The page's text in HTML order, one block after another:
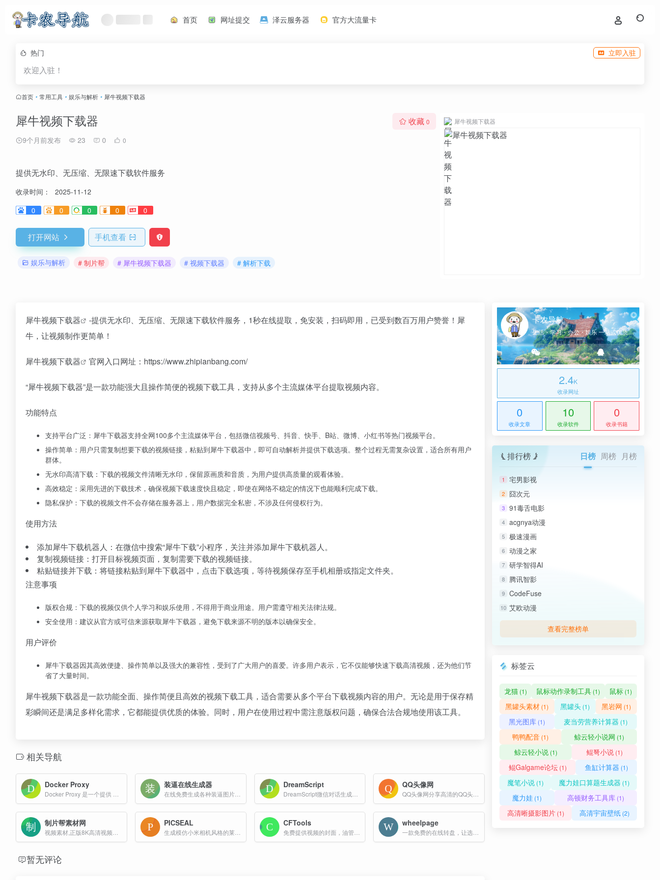
首页 网址提交 泽云服务器 官方大流量卡
热门 立即入驻
欢迎入驻！
首页 • 常用工具 • 娱乐与解析 • 犀牛视频下载器
犀牛视频下载器
9个月前发布 23 0 0
收藏 0
提供无水印、无压缩、无限速下载软件服务
收录时间：
2025-11-12
0
0 0 0 0
打开网站 手机查看
娱乐与解析 # 制片帮 # 犀牛视频下载器 # 视频下载器 # 解析下载
犀牛视频下载器
犀牛视频下载器
-提供无水印、无压缩、无限速下载软件服务，1秒在线提取，免安装，扫码即用，已受到数百万用户赞誉！犀
牛，让视频制作更简单！
犀牛视频下载器 官网入口网址：https://www.zhipianbang.com/
“犀牛视频下载器”是一款功能强大且操作简便的视频下载工具，支持从多个主流媒体平台提取视频内容。
功能特点
支持平台广泛：犀牛下载器支持全网100多个主流媒体平台，包括微信视频号、抖音、快手、B站、微博、小红书等热门视频平台。
操作简单：用户只需复制想要下载的视频链接，粘贴到犀牛下载器中，即可自动解析并提供下载选项。整个过程无需复杂设置，适合所有用户
群体。
无水印高清下载：下载的视频文件清晰无水印，保留原画质和音质，为用户提供高质量的观看体验。
高效稳定：采用先进的下载技术，确保视频下载速度快且稳定，即使在网络不稳定的情况下也能顺利完成下载。
隐私保护：下载的视频文件不会存储在服务器上，用户数据完全私密，不涉及任何侵权行为。
使用方法
添加犀牛下载机器人：在微信中搜索“犀牛下载”小程序，关注并添加犀牛下载机器人。
复制视频链接：打开目标视频页面，复制需要下载的视频链接。
粘贴链接并下载：将链接粘贴到犀牛下载器中，点击下载选项，等待视频保存至手机相册或指定文件夹。
注意事项
版权合规：下载的视频仅供个人学习和娱乐使用，不得用于商业用途。用户需遵守相关法律法规。
安全使用：建议从官方或可信来源获取犀牛下载器，避免下载来源不明的版本以确保安全。
用户评价
犀牛下载器因其高效便捷、操作简单以及强大的兼容性，受到了广大用户的喜爱。许多用户表示，它不仅能够快速下载高清视频，还为他们节
省了大量时间。
犀牛视频下载器是一款功能全面、操作简便且高效的视频下载工具，适合需要从多个平台下载视频内容的用户。无论是用于保存精
彩瞬间还是满足多样化需求，它都能提供优质的体验。同时，用户在使用过程中需注意版权问题，确保合法合规地使用该工具。
相关导航
Docker Proxy 装逼在线生成器
在线免费生成各种装逼图片,装逼在线生成器,凡尔赛图片,火车票生成器,装逼神器小助,装逼助手,整蛊专家,一键生成朋友圈装逼图片
DreamScript
DreamScript微信对话生成器是一款免费且功能强大的在线工具，主要用于模拟真实的微信聊天界面，支持多种交互功能和内容生成。
QQ头像网
制片帮素材网 PICSEAL
生成模仿小米相机风格的莱卡水印照片，支持多种品牌的相机水印生成，包括佳能、尼康、索尼、苹果、华为、小米和大疆等品牌。
CFTools wheelpage
暂无评论
卡农导航
生活・学习・办公・娱乐 一站式优质网址导航
2.4K
收录网址
0
收录文章
10
收录软件
0
收录书籍
排行榜 日榜 周榜 月榜
1 宅男影视
2 囧次元
3 91毒舌电影
4 acgnya动漫
5 极速漫画
6 动漫之家
7 研学智得AI
8 腾讯智影
9 CodeFuse
10 艾欧动漫
查看完整榜单
标签云
龙猫(1) 鼠标动作录制工具(1) 鼠标 (1)
黑罐头素材 (1) 黑罐头 (1) 黑岩网 (1)
黑光图库 (1) 麦当劳营养计算器 (1)
鸭鸭配音 (1) 鲸云轻小说网 (1)
鲸云轻小说(1) 鲲弩小说(1)
鲲Galgame论坛(1) 鱼缸计算器 (1)
魔笔小说(1) 魔力娃口算题生成器 (1)
魔力娃 (1) 高顿财务工具库 (1)
高清晰摄影图片(1) 高清宇宙壁纸(2)